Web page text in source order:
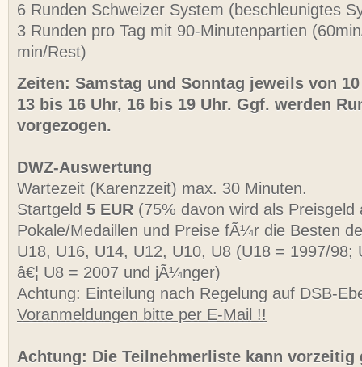
6 Runden Schweizer System (beschleunigtes
3 Runden pro Tag mit 90-Minutenpartien
min/Rest)
Zeiten: Samstag und Sonntag jeweils von
13 bis 16 Uhr, 16 bis 19 Uhr. Ggf. werden
vorgezogen.
DWZ-Auswertung
Wartezeit (Karenzzeit) max. 30 Minuten.
Startgeld 5 EUR (75% davon wird als
Pokale/Medaillen und Preise fÃ¼r die Besten
U18, U16, U14, U12, U10, U8 (U18 = 1997/98;
â€¦ U8 = 2007 und jÃ¼nger)
Achtung: Einteilung nach Regelung auf DSB-
Voranmeldungen bitte per E-Mail !!
Achtung: Die Teilnehmerliste kann vorzeitig